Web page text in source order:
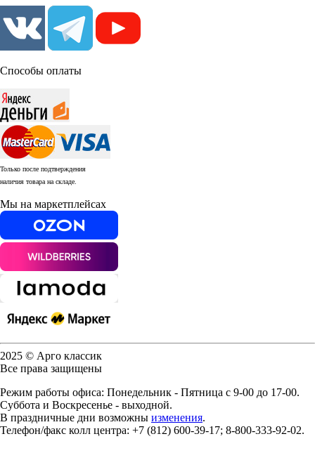
Способы оплаты
Только после подтверждения
наличия товара на складе.
Мы на маркетплейсах
2025 © Арго классик
Все права защищены
Режим работы офиса: Понедельник - Пятница с 9-00 до 17-00.
Суббота и Воскресенье - выходной.
В праздничные дни возможны изменения.
Телефон/факс колл центра: +7 (812) 600-39-17; 8-800-333-92-02.